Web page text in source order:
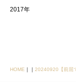
2017年
HOME ｜ ｜ 20240920【前屈